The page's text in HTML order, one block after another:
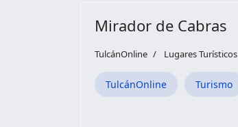
Mirador de Cabras
TulcánOnline Lugares Turísticos
TulcánOnline Turismo